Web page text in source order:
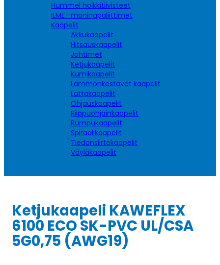
Hummel holkkitiivisteet
ILME -moninapaliittimet
Kaapelit
Akkukaapelit
Hitsauskaapelit
Johtimet
Ketjukaapelit
Kumikaapelit
Lämmönkestävät kaapelit
Lattakaapelit
Ohjauskaapelit
Riippuohjainkaapelit
Rumpukaapelit
Spiraalikaapelit
Tiedonsiirtokaapelit
Väyläkaapelit
Ketjukaapeli KAWEFLEX
6100 ECO SK-PVC UL/CSA
5G0,75 (AWG19)